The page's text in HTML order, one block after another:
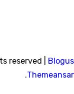
reserved Blogus
Themeansar
.